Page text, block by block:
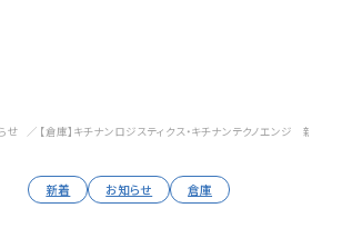
せ 【倉庫】キチナンロジスティクス・キチナンテクノエンジ 新社屋
新着 お知らせ 倉庫